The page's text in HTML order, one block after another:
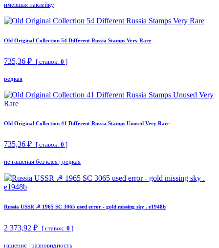
имевшая наклейку
Old Original Collection 54 Different Russia Stamps Very Rare
735,36 ₽ [ ставок: 0 ]
редкая
Old Original Collection 41 Different Russia Stamps Unused Very Rare
735,36 ₽ [ ставок: 0 ]
не гашеная без клея | редкая
Russia USSR ☭ 1965 SC 3065 used error - gold missing sky . e1948b
2 373,92 ₽ [ ставок: 0 ]
гашение | разновидность